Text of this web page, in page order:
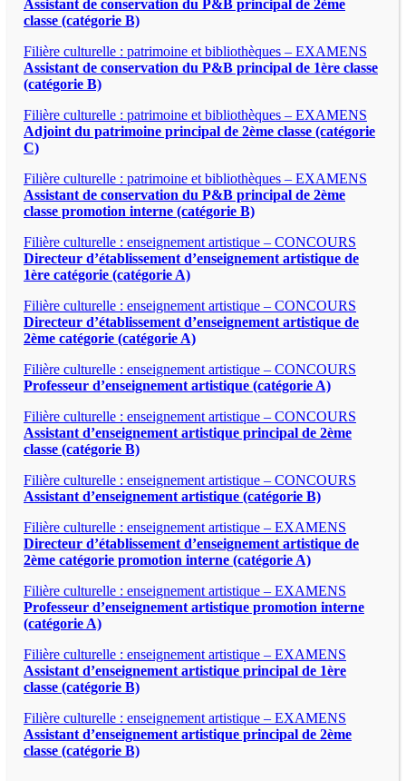
Assistant de conservation du P&B principal de 2ème
classe (catégorie B)
Filière culturelle : patrimoine et bibliothèques – EXAMENS
Assistant de conservation du P&B principal de 1ère classe
(catégorie B)
Filière culturelle : patrimoine et bibliothèques – EXAMENS
Adjoint du patrimoine principal de 2ème classe (catégorie
C)
Filière culturelle : patrimoine et bibliothèques – EXAMENS
Assistant de conservation du P&B principal de 2ème
classe promotion interne (catégorie B)
Filière culturelle : enseignement artistique – CONCOURS
Directeur d’établissement d’enseignement artistique de
1ère catégorie (catégorie A)
Filière culturelle : enseignement artistique – CONCOURS
Directeur d’établissement d’enseignement artistique de
2ème catégorie (catégorie A)
Filière culturelle : enseignement artistique – CONCOURS
Professeur d’enseignement artistique (catégorie A)
Filière culturelle : enseignement artistique – CONCOURS
Assistant d’enseignement artistique principal de 2ème
classe (catégorie B)
Filière culturelle : enseignement artistique – CONCOURS
Assistant d’enseignement artistique (catégorie B)
Filière culturelle : enseignement artistique – EXAMENS
Directeur d’établissement d’enseignement artistique de
2ème catégorie promotion interne (catégorie A)
Filière culturelle : enseignement artistique – EXAMENS
Professeur d’enseignement artistique promotion interne
(catégorie A)
Filière culturelle : enseignement artistique – EXAMENS
Assistant d’enseignement artistique principal de 1ère
classe (catégorie B)
Filière culturelle : enseignement artistique – EXAMENS
Assistant d’enseignement artistique principal de 2ème
classe (catégorie B)